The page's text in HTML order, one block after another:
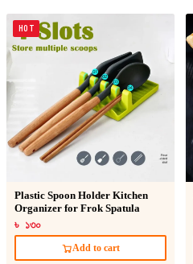
HOT
Plastic Spoon Holder Kitchen
Organizer for Frok Spatula
৳ ১৩০
Add to cart